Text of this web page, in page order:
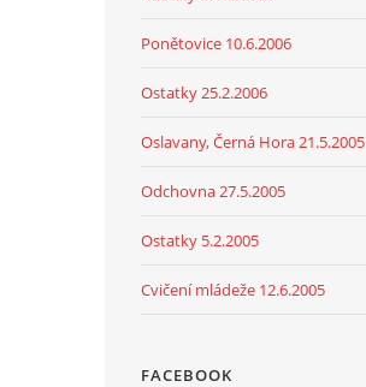
Ponětovice 10.6.2006
Ostatky 25.2.2006
Oslavany, Černá Hora 21.5.2005
Odchovna 27.5.2005
Ostatky 5.2.2005
Cvičení mládeže 12.6.2005
FACEBOOK